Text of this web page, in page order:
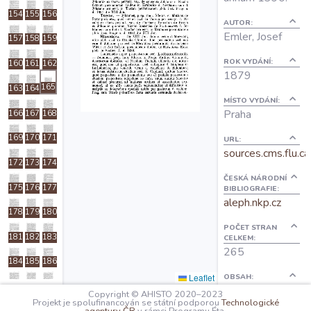
O projektu
Autoři
Nápověda
154 155 156
157 158 159
160 161 162
163 164 165
166 167 168
169 170 171
172 173 174
175 176 177
178 179 180
181 182 183
184 185 186
187 188 189
Leaflet
AUTOR:
Emler, Josef
ROK VYDÁNÍ:
1879
MÍSTO VYDÁNÍ:
Praha
URL:
ČESKÁ NÁRODNÍ
BIBLIOGRAFIE:
aleph.nkp.cz
POČET STRAN
CELKEM:
265
OBSAH:
III:
Copyright © AHISTO 2020–2023
Projekt je spolufinancován se státní podporouTechnologické